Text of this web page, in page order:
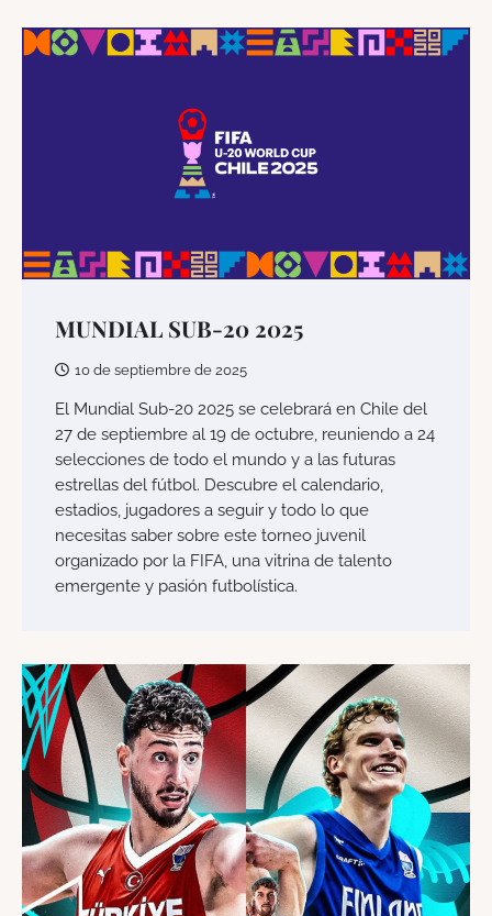
MUNDIAL SUB-20 2025
10 de septiembre de 2025
El Mundial Sub-20 2025 se celebrará en Chile del
27 de septiembre al 19 de octubre, reuniendo a 24
selecciones de todo el mundo y a las futuras
estrellas del fútbol. Descubre el calendario,
estadios, jugadores a seguir y todo lo que
necesitas saber sobre este torneo juvenil
organizado por la FIFA, una vitrina de talento
emergente y pasión futbolística.